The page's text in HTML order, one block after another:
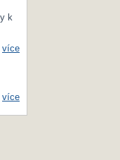
k
více
více